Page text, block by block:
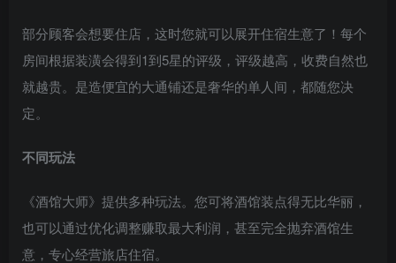
部分顾客会想要住店，这时您就可以展开住宿生意了！每个
房间根据装潢会得到1到5星的评级，评级越高，收费自然也
就越贵。是造便宜的大通铺还是奢华的单人间，都随您决
定。
不同玩法
《酒馆大师》提供多种玩法。您可将酒馆装点得无比华丽，
也可以通过优化调整赚取最大利润，甚至完全抛弃酒馆生
意，专心经营旅店住宿。